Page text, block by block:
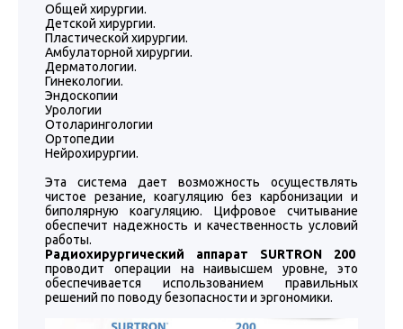
Общей хирургии.
Детской хирургии.
Пластической хирургии.
Амбулаторной хирургии.
Дерматологии.
Гинекологии.
Эндоскопии
Урологии
Отоларингологии
Ортопедии
Нейрохирургии.
Эта система дает возможность осуществлять
чистое резание, коагуляцию без карбонизации и
биполярную коагуляцию. Цифровое считывание
обеспечит надежность и качественность условий
работы.
Радиохирургический аппарат SURTRON 200
проводит операции на наивысшем уровне, это
обеспечивается использованием правильных
решений по поводу безопасности и эргономики.